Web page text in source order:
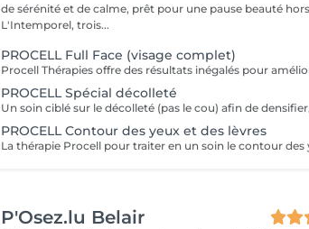
de sérénité et de calme, prêt pour une pause beauté
L'Intemporel, trois...
PROCELL Full Face (visage complet)
PROCELL Spécial décolleté
PROCELL Contour des yeux et des lèvres
P'Osez.lu Belair